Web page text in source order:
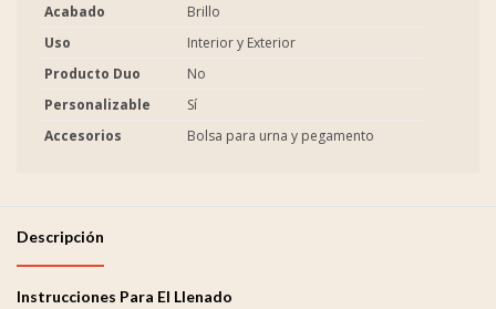
Acabado
Brillo
Uso
Interior y Exterior
Producto Duo
No
Personalizable
Sí
Accesorios
Bolsa para urna y pegamento
Descripción
Instrucciones Para El Llenado